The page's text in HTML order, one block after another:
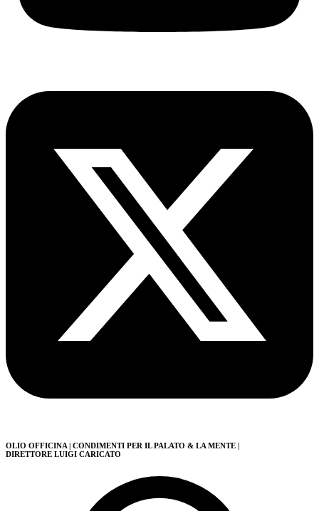
OLIO OFFICINA | CONDIMENTI PER IL PALATO & LA MENTE |
DIRETTORE LUIGI CARICATO